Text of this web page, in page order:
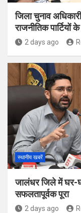
जिला चुनाव
राजनीतिक पार्टियों
2 days ago
स्थानीय खबरें
जालंधर जिले में घर-
सफलतापूर्वक पूरा
2 days ago